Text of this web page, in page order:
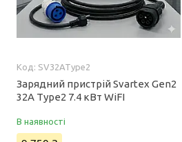
SV32AType2
Зарядний пристрій Svartex Gen2
32A Type2 7.4 кВт WiFI
В наявності